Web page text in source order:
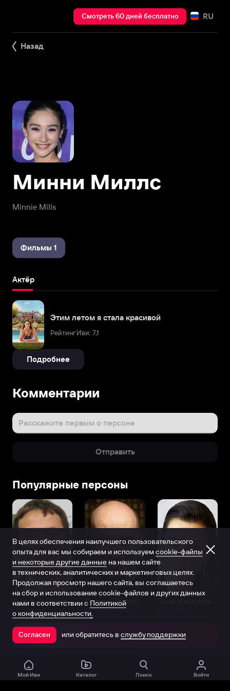
Смотреть 60 дней бесплатно RU
Назад
Minnie Mills
Минни Миллс
Фильмы 1
Актёр
Этим летом я стала красивой
Рейтинг Иви: 7,1
Подробнее
Комментарии
Расскажите первым о персоне
Отправить
Популярные персоны
Виталий Шляппо
Продюсер Актёр дубляжа
Открыть в приложении
Мой Иви Каталог Поиск Войти
В целях обеспечения наилучшего пользовательского
опыта для вас мы собираем и используем cookie-файлы
и некоторые другие данные на нашем сайте
в технических, аналитических и маркетинговых целях.
Продолжая просмотр нашего сайта, вы соглашаетесь
на сбор и использование cookie-файлов и других данных
нами в соответствии с Политикой
о конфиденциальности.
Согласен или обратитесь в службу поддержки